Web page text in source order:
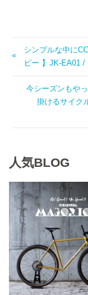
シンプルな中に
ピー 】JK-EA01 /
今シーズンもや
掛けるサイク
人気BLOG